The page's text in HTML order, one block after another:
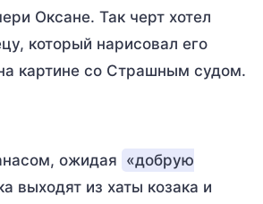
Оксане. Так черт хотел
который нарисовал его
картине со Страшным судом.
ожидая «добрую
выходят из хаты козака и